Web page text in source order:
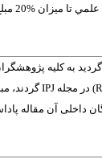
ارجاع داده شود، پاداش مقاله عضو
به کلیه
) در مجلهIPJگردند،
داخلی آن مقاله